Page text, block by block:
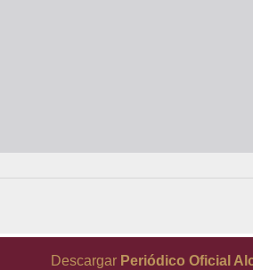
Descargar Periódico Oficial